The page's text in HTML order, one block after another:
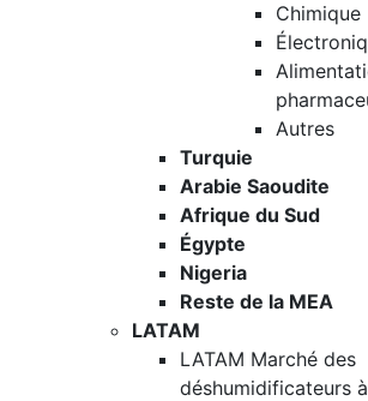
Chimique
Autres
Turquie
Arabie Saoudite
Afrique du Sud
Égypte
Nigeria
Reste de la MEA
LATAM
LATAM Marché des
déshumidificateurs